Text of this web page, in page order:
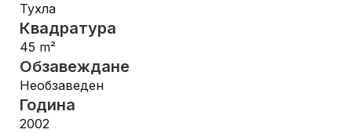
Тухла
Квадратура
45 m²
Обзавеждане
Необзаведен
Година
2002